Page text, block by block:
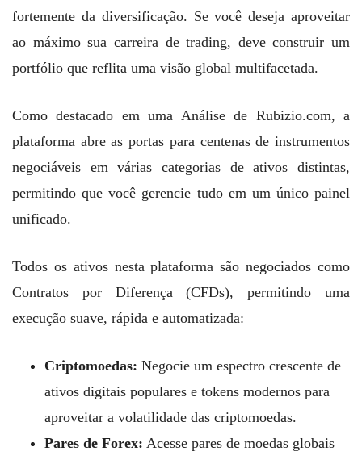
fortemente da diversificação. Se você deseja aproveitar
ao máximo sua carreira de trading, deve construir um
portfólio que reflita uma visão global multifacetada.
Como destacado em uma Análise de Rubizio.com, a
plataforma abre as portas para centenas de instrumentos
negociáveis em várias categorias de ativos distintas,
permitindo que você gerencie tudo em um único painel
unificado.
Todos os ativos nesta plataforma são negociados como
Contratos por Diferença (CFDs), permitindo uma
execução suave, rápida e automatizada:
Criptomoedas: Negocie um espectro crescente de
ativos digitais populares e tokens modernos para
aproveitar a volatilidade das criptomoedas.
Pares de Forex: Acesse pares de moedas globais